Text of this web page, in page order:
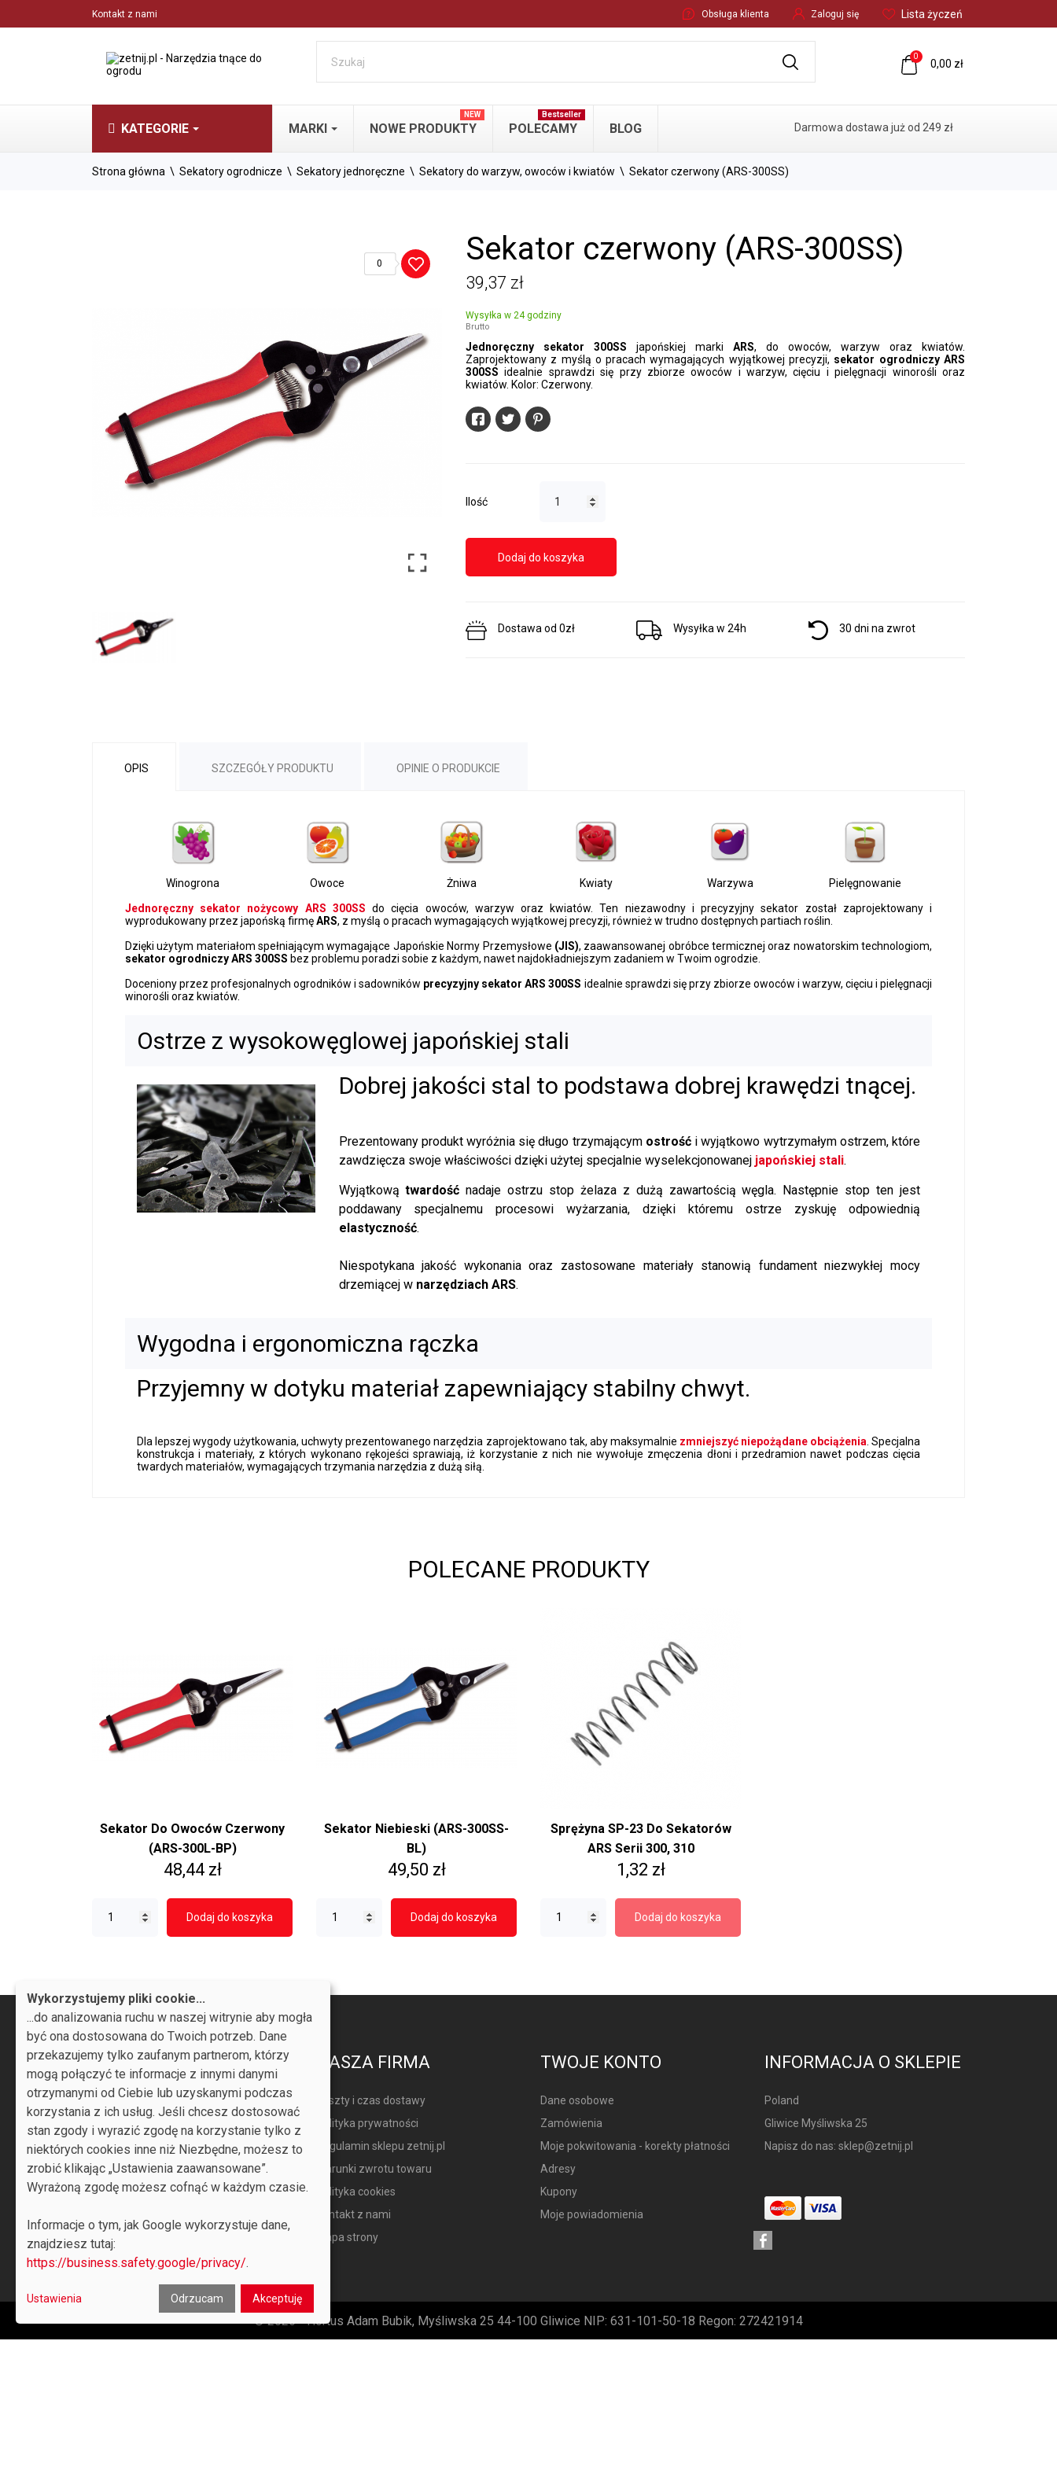
Kontakt z nami Obsługa klienta Zaloguj się Lista życzeń
0
0,00 zł
KATEGORIE
SEKATORY
JEDNORĘCZNE
Sekatory do Gałęzi
Sekatory do warzyw,
owoców i kwiatów
Sekatory Dwuręczne
kowadełkowe
Sekatory Na Wysięgniku
Części zamienne do
MARKI NOWE PRODUKTY
NEW
POLECAMY
Bestseller
BLOG Darmowa dostawa już od 249 zł
Strona główna Sekatory ogrodnicze Sekatory jednoręczne Sekatory do warzyw, owoców i kwiatów Sekator czerwony (ARS-300SS)
0 Sekator czerwony (ARS-300SS)
39,37 zł
Wysyłka w 24 godziny
Brutto
Jednoręczny sekator 300SS japońskiej marki ARS, do owoców, warzyw oraz kwiatów.
Zaprojektowany z myślą o pracach wymagających wyjątkowej precyzji, sekator ogrodniczy ARS
300SS idealnie sprawdzi się przy zbiorze owoców i warzyw, cięciu i pielęgnacji winorośli oraz
kwiatów. Kolor: Czerwony.
Ilość
Dodaj do koszyka
Dostawa od 0zł Wysyłka w 24h 30 dni na zwrot
OPIS SZCZEGÓŁY PRODUKTU OPINIE O PRODUKCIE
Winogrona Owoce Żniwa Kwiaty Warzywa
Pielęgnowanie
Jednoręczny sekator nożycowy ARS 300SS do cięcia owoców, warzyw oraz kwiatów. Ten niezawodny i precyzyjny sekator został zaprojektowany i
wyprodukowany przez japońską firmęARS, z myślą o pracach wymagających wyjątkowej precyzji, również w trudno dostępnych partiach roślin.
Dzięki użytym materiałom spełniającym wymagające Japońskie Normy Przemysłowe (JIS), zaawansowanej obróbce termicznej oraz nowatorskim technologiom,
sekator ogrodniczy ARS 300SS bez problemu poradzi sobie z każdym, nawet najdokładniejszym zadaniem w Twoim ogrodzie.
Doceniony przez profesjonalnych ogrodników i sadowników precyzyjny sekator ARS 300SS idealnie sprawdzi się przy zbiorze owoców i warzyw, cięciu i pielęgnacji
winorośli oraz kwiatów.
Ostrze z wysokowęglowej japońskiej stali
Dobrej jakości stal to podstawa dobrej krawędzi tnącej.
Prezentowany produkt wyróżnia się długo trzymającym ostrośći wyjątkowo wytrzymałym ostrzem, które
zawdzięcza swoje właściwości dzięki użytej specjalnie wyselekcjonowanej japońskiej stali.
Wyjątkowątwardość nadaje ostrzu stop żelaza z dużą zawartością węgla. Następnie stop ten jest
poddawany specjalnemu procesowi wyżarzania, dzięki któremu ostrze zyskuję odpowiednią
elastyczność.
Niespotykana jakość wykonania oraz zastosowane materiały stanowią fundament niezwykłej mocy
drzemiącej w narzędziach ARS.
Wygodna i ergonomiczna rączka
Przyjemny w dotyku materiał zapewniający stabilny chwyt.
Dla lepszej wygody użytkowania, uchwyty prezentowanego narzędzia zaprojektowano tak, aby maksymalnie zmniejszyć niepożądane obciążenia . Specjalna
konstrukcja i materiały, z których wykonano rękojeści sprawiają, iż korzystanie z nich nie wywołuje zmęczenia dłoni i przedramion nawet podczas cięcia
twardych materiałów, wymagających trzymania narzędzia z dużą siłą.
POLECANE PRODUKTY
Sekator Do Owoców Czerwony
(ARS-300L-BP)
Cena
48,44 zł
Dodaj do koszyka
Sekator Niebieski (ARS-300SS-
BL)
Cena
49,50 zł
Dodaj do koszyka
Sprężyna SP-23 Do Sekatorów
ARS Serii 300, 310
Cena
1,32 zł
Dodaj do koszyka
PRODUKTY
Promocje
Nowe produkty
Najczęściej kupowane
NASZA FIRMA
Koszty i czas dostawy
Polityka prywatności
Regulamin sklepu zetnij.pl
Warunki zwrotu towaru
Polityka cookies
Kontakt z nami
Mapa strony
TWOJE KONTO
Dane osobowe
Zamówienia
Moje pokwitowania - korekty płatności
Adresy
Kupony
Moje powiadomienia
INFORMACJA O SKLEPIE
Poland
Gliwice Myśliwska 25
Napisz do nas: sklep@zetnij.pl
© 2026 - Hortus Adam Bubik, Myśliwska 25 44-100 Gliwice NIP: 631-101-50-18 Regon: 272421914
Wykorzystujemy pliki cookie...
...do analizowania ruchu w naszej witrynie aby mogła
być ona dostosowana do Twoich potrzeb. Dane
przekazujemy tylko zaufanym partnerom, którzy
mogą połączyć te informacje z innymi danymi
otrzymanymi od Ciebie lub uzyskanymi podczas
korzystania z ich usług. Jeśli chcesz dostosować
stan zgody i wyrazić zgodę na korzystanie tylko z
niektórych cookies inne niż Niezbędne, możesz to
zrobić klikając „Ustawienia zaawansowane”.
Wyrażoną zgodę możesz cofnąć w każdym czasie.
Informacje o tym, jak Google wykorzystuje dane,
znajdziesz tutaj:
https://business.safety.google/privacy/.
Ustawienia Odrzucam Akceptuję